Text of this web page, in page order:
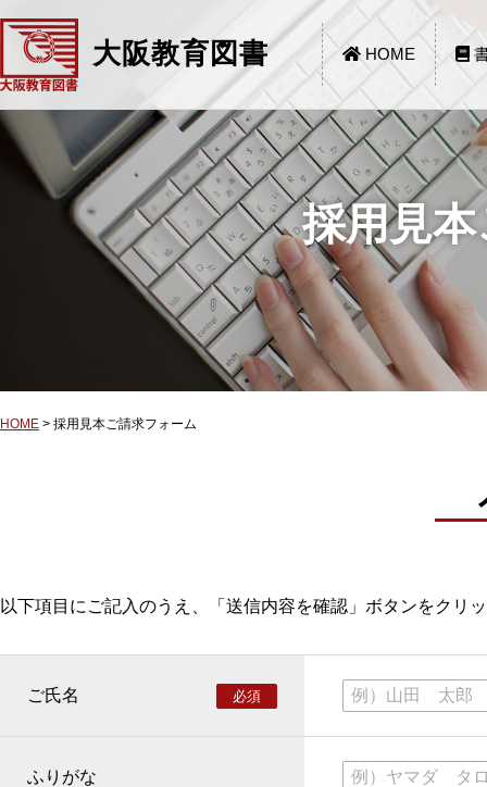
大阪教育図書 HOME
採用見
HOME > 採用見本ご請求フォーム
以下項目にご記入のうえ、「送信内容を確認」ボタンをクリ
ご氏名 必須
ふりがな